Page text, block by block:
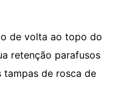
de volta ao topo do
retenção parafusos
tampas de rosca de